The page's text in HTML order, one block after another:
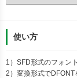
使い方
1） SFD形式のフォン
2）変換形式でDFONT